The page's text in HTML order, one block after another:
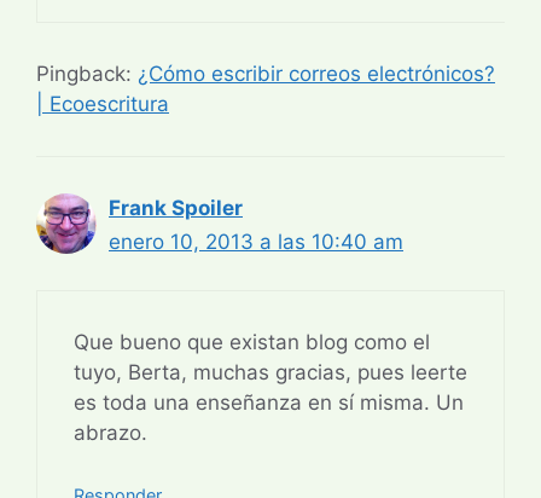
Pingback: ¿Cómo escribir correos electrónicos?
| Ecoescritura
Frank Spoiler
enero 10, 2013 a las 10:40 am
Que bueno que existan blog como el
tuyo, Berta, muchas gracias, pues leerte
es toda una enseñanza en sí misma. Un
abrazo.